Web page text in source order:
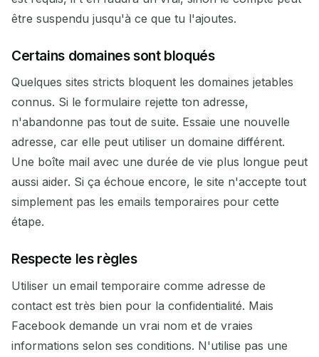
être suspendu jusqu'à ce que tu l'ajoutes.
Certains domaines sont bloqués
Quelques sites stricts bloquent les domaines jetables
connus. Si le formulaire rejette ton adresse,
n'abandonne pas tout de suite. Essaie une nouvelle
adresse, car elle peut utiliser un domaine différent.
Une boîte mail avec une durée de vie plus longue peut
aussi aider. Si ça échoue encore, le site n'accepte tout
simplement pas les emails temporaires pour cette
étape.
Respecte les règles
Utiliser un email temporaire comme adresse de
contact est très bien pour la confidentialité. Mais
Facebook demande un vrai nom et de vraies
informations selon ses conditions. N'utilise pas une